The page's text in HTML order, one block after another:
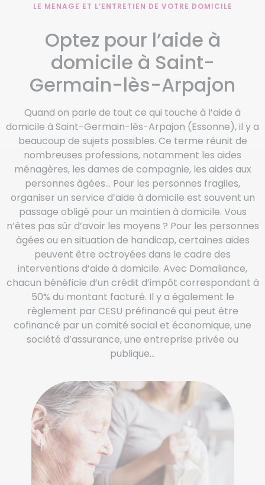
LE MENAGE ET L’ENTRETIEN DE VOTRE DOMICILE
Optez pour l’aide à
domicile à Saint-
Germain-lès-Arpajon
Quand on parle de tout ce qui touche à l’aide à
domicile à Saint-Germain-lès-Arpajon (Essonne), il y a
beaucoup de sujets possibles. Ce terme réunit de
nombreuses professions, notamment les aides
ménagères, les dames de compagnie, les aides aux
personnes âgées… Pour les personnes fragiles,
organiser un service d’aide à domicile est souvent un
passage obligé pour un maintien à domicile. Vous
n’êtes pas sûr d’avoir les moyens ? Pour les personnes
âgées ou en situation de handicap, certaines aides
peuvent être octroyées dans le cadre des
interventions d’aide à domicile. Avec Domaliance,
chacun bénéficie d’un crédit d’impôt correspondant à
50% du montant facturé. Il y a également le
règlement par CESU préfinancé qui peut être
cofinancé par un comité social et économique, une
société d’assurance, une entreprise privée ou
publique…